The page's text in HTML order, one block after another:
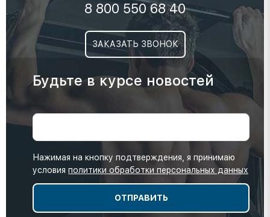
8 800 550 68 40
ЗАКАЗАТЬ ЗВОНОК
Будьте в курсе новостей
Нажимая на кнопку подтверждения, я принимаю
условия политики обработки персональных данных